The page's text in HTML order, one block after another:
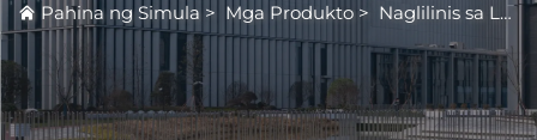
Pahina ng Simula > Mga Produkto > Naglilinis sa Lapat